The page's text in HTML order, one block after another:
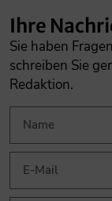
Ihre
Sie haben
schreiben Sie
Redaktion.